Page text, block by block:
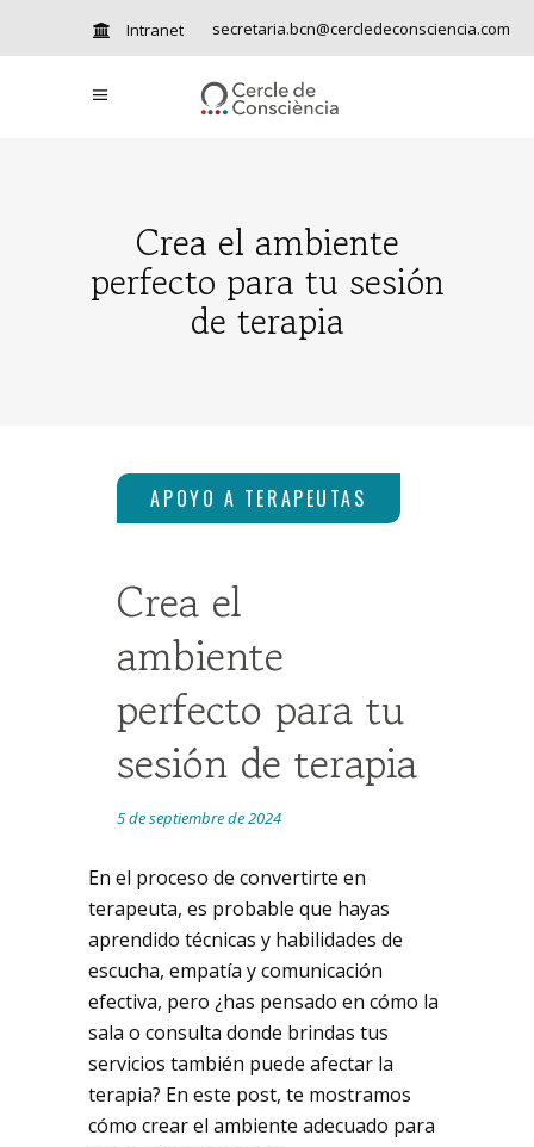
Intranet secretaria.bcn@cercledeconsciencia.com
Crea el ambiente
perfecto para tu sesión
de terapia
Crea el
ambiente
perfecto para tu
sesión de terapia
5 de septiembre de 2024
En el proceso de convertirte en
terapeuta, es probable que hayas
aprendido técnicas y habilidades de
escucha, empatía y comunicación
efectiva, pero ¿has pensado en cómo la
sala o consulta donde brindas tus
servicios también puede afectar la
terapia? En este post, te mostramos
cómo crear el ambiente adecuado para